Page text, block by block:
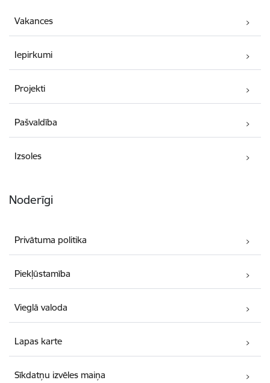
Vakances
Iepirkumi
Projekti
Pašvaldība
Izsoles
Noderīgi
Privātuma politika
Piekļūstamība
Vieglā valoda
Lapas karte
Sīkdatņu izvēles maiņa